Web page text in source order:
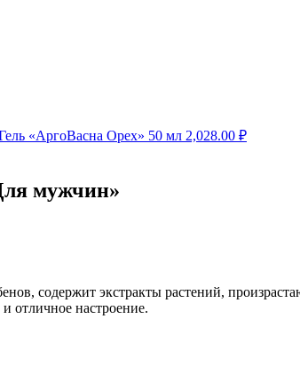
«АргоВасна Орех» 50 мл 2,028.00 ₽
мужчин»
содержит экстракты растений,
отличное настроение.